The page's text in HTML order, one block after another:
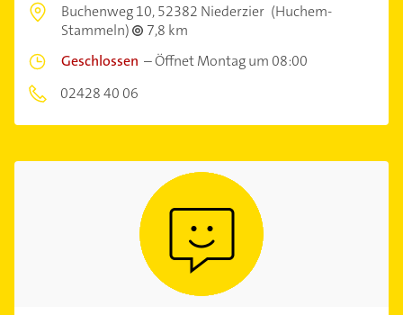
Buchenweg 10,52382 Niederzier (Huchem-
Stammeln)
7,8 km
Geschlossen –Öffnet Montag um 08:00
02428 40 06